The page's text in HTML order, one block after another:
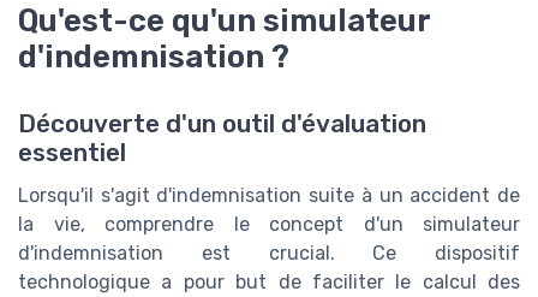
Qu'est-ce qu'un simulateur
d'indemnisation ?
Découverte d'un outil d'évaluation
essentiel
Lorsqu'il s'agit d'indemnisation suite à un accident de
la vie, comprendre le concept d'un simulateur
d'indemnisation est crucial. Ce dispositif
technologique a pour but de faciliter le calcul des